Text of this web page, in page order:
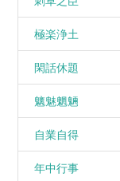
極楽浄土
閑話休題
魑魅魍魎
自業自得
年中行事